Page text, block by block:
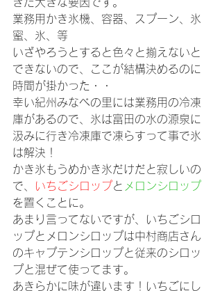
業務用かき氷機、容器、スプーン、氷
蜜、氷、等
いざやろうとすると色々と揃えないと
できないので、ここが結構決めるのに
時間が掛かった・・
幸い紀州みなべの里には業務用の冷凍
庫があるので、氷は富田の水の源泉に
汲みに行き冷凍庫で凍らすって事で氷
は解決！
かき氷もうめかき氷だけだと寂しいの
で、
いちごシロップと メロンシロップ
を置くことに。
あまり言ってないですが、いちごシロ
ップとメロンシロップは中村商店さん
のキャプテンシロップと従来のシロッ
プと混ぜて使ってます。
あきらかに味が違います！いちごにし